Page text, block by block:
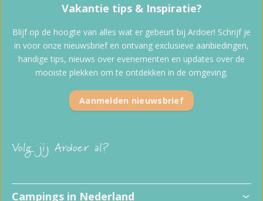
Volg jij Ardoer al?
Campings in Nederland
Kindvriendelijke campings
Vakantie tips & Inspiratie?
Blijf op de hoogte van alles wat er gebeurt bij Ardoer! Schrijf je
in voor onze nieuwsbrief en ontvang exclusieve aanbiedingen,
handige tips, nieuws over evenementen en updates over de
mooiste plekken om te ontdekken in de omgeving.
Aanmelden nieuwsbrief